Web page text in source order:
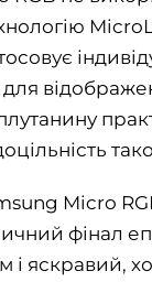
для
Micro
фінал
і яскравий,